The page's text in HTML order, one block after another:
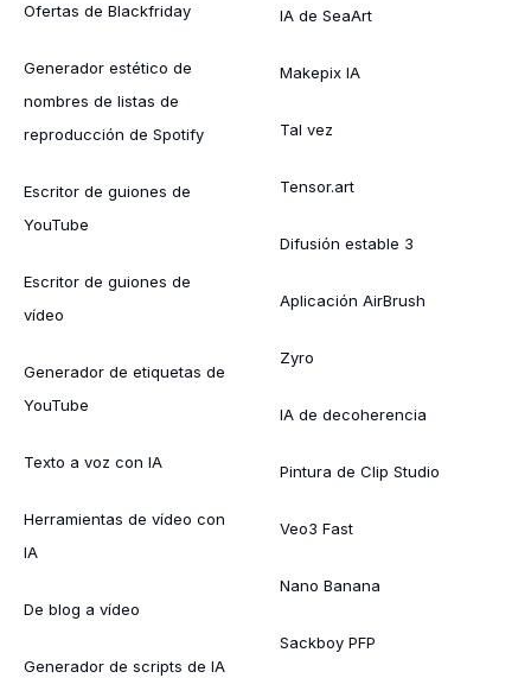
Ofertas de Blackfriday
Generador estético de
nombres de listas de
reproducción de Spotify
Escritor de guiones de
YouTube
Escritor de guiones de
vídeo
Generador de etiquetas de
YouTube
Texto a voz con IA
Herramientas de vídeo con
IA
De blog a vídeo
Generador de scripts de IA
IA de SeaArt
Makepix IA
Tal vez
Tensor.art
Difusión estable 3
Aplicación AirBrush
Zyro
IA de decoherencia
Pintura de Clip Studio
Veo3 Fast
Nano Banana
Sackboy PFP